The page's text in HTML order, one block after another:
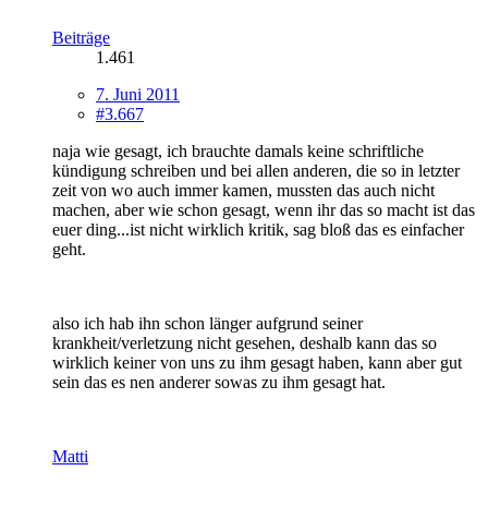
Beiträge
1.461
7. Juni 2011
#3.667
naja wie gesagt, ich brauchte damals keine schriftliche
kündigung schreiben und bei allen anderen, die so in letzter
zeit von wo auch immer kamen, mussten das auch nicht
machen, aber wie schon gesagt, wenn ihr das so macht ist das
euer ding...ist nicht wirklich kritik, sag bloß das es einfacher
geht.
also ich hab ihn schon länger aufgrund seiner
krankheit/verletzung nicht gesehen, deshalb kann das so
wirklich keiner von uns zu ihm gesagt haben, kann aber gut
sein das es nen anderer sowas zu ihm gesagt hat.
Matti